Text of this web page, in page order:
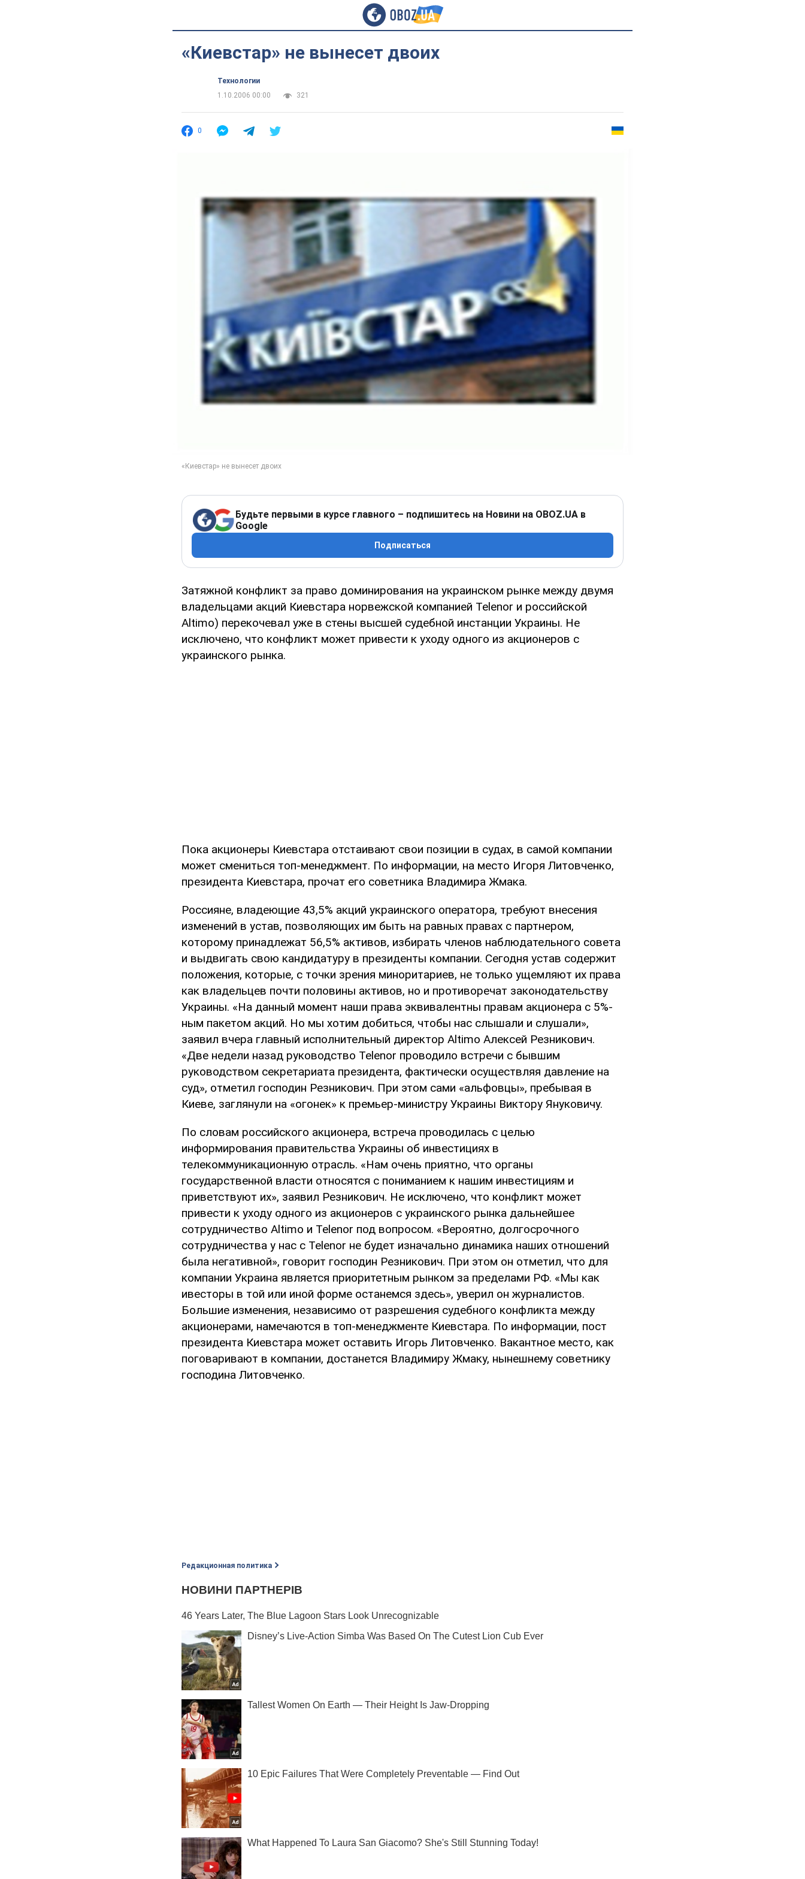
«Киевстар» не вынесет двоих
Технологии
1.10.2006 00:00
321
0
Будьте первыми в курсе главного – подпишитесь на Новини на OBOZ.UA в
Google
Подписаться
Затяжной конфликт за право доминирования на украинском рынке между двумя
владельцами акций Киевстара норвежской компанией Telenor и российской
Altimo) перекочевал уже в стены высшей судебной инстанции Украины. Не
исключено, что конфликт может привести к уходу одного из акционеров с
украинского рынка.
Пока акционеры Киевстара отстаивают свои позиции в судах, в самой компании
может смениться топ-менеджмент. По информации, на место Игоря Литовченко,
президента Киевстара, прочат его советника Владимира Жмака.
Россияне, владеющие 43,5% акций украинского оператора, требуют внесения
изменений в устав, позволяющих им быть на равных правах с партнером,
которому принадлежат 56,5% активов, избирать членов наблюдательного совета
и выдвигать свою кандидатуру в президенты компании. Сегодня устав содержит
положения, которые, с точки зрения миноритариев, не только ущемляют их права
как владельцев почти половины активов, но и противоречат законодательству
Украины. «На данный момент наши права эквивалентны правам акционера с 5%-
ным пакетом акций. Но мы хотим добиться, чтобы нас слышали и слушали»,
заявил вчера главный исполнительный директор Altimо Алексей Резникович.
«Две недели назад руководство Telenor проводило встречи с бывшим
руководством секретариата президента, фактически осуществляя давление на
суд», отметил господин Резникович. При этом сами «альфовцы», пребывая в
Киеве, заглянули на «огонек» к премьер-министру Украины Виктору Януковичу.
По словам российского акционера, встреча проводилась с целью
информирования правительства Украины об инвестициях в
телекоммуникационную отрасль. «Нам очень приятно, что органы
государственной власти относятся с пониманием к нашим инвестициям и
приветствуют их», заявил Резникович. Не исключено, что конфликт может
привести к уходу одного из акционеров с украинского рынка дальнейшее
сотрудничество Altimo и Telenor под вопросом. «Вероятно, долгосрочного
сотрудничества у нас с Telenor не будет изначально динамика наших отношений
была негативной», говорит господин Резникович. При этом он отметил, что для
компании Украина является приоритетным рынком за пределами РФ. «Мы как
ивесторы в той или иной форме останемся здесь», уверил он журналистов.
Большие изменения, независимо от разрешения судебного конфликта между
акционерами, намечаются в топ-менеджменте Киевстара. По информации, пост
президента Киевстара может оставить Игорь Литовченко. Вакантное место, как
поговаривают в компании, достанется Владимиру Жмаку, нынешнему советнику
господина Литовченко.
Редакционная политика